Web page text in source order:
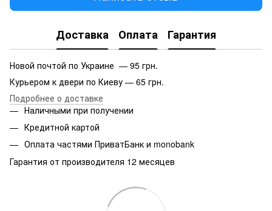
Доставка Оплата Гарантия
Новой почтой по Украине — 95 грн.
Курьером к двери по Киеву — 65 грн.
Подробнее о доставке
Наличными при получении
Кредитной картой
Оплата частями ПриватБанк и monobank
Гарантия от производителя 12 месяцев